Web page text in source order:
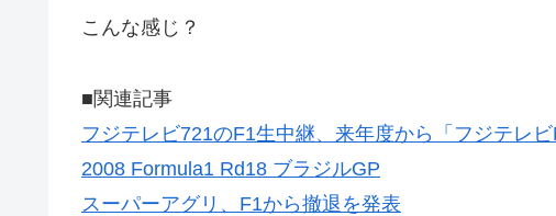
こんな感じ？
■関連記事
フジテレビ721のF1生中継、来年度から「フジテレ
2008 Formula1 Rd18 ブラジルGP
スーパーアグリ、F1から撤退を発表